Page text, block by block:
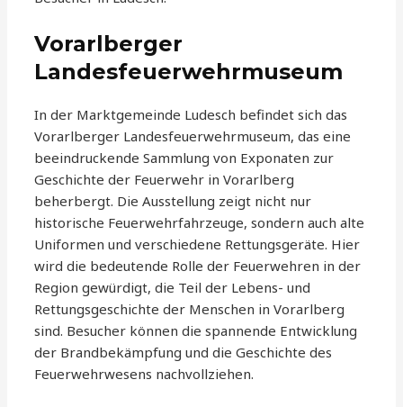
Vorarlberger
Landesfeuerwehrmuseum
In der Marktgemeinde Ludesch befindet sich das
Vorarlberger Landesfeuerwehrmuseum, das eine
beeindruckende Sammlung von Exponaten zur
Geschichte der Feuerwehr in Vorarlberg
beherbergt. Die Ausstellung zeigt nicht nur
historische Feuerwehrfahrzeuge, sondern auch alte
Uniformen und verschiedene Rettungsgeräte. Hier
wird die bedeutende Rolle der Feuerwehren in der
Region gewürdigt, die Teil der Lebens- und
Rettungsgeschichte der Menschen in Vorarlberg
sind. Besucher können die spannende Entwicklung
der Brandbekämpfung und die Geschichte des
Feuerwehrwesens nachvollziehen.